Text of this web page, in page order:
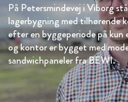
På Petersmindevej i Viborg
lagerbygning med tilhørende
efter en byggeperiode på kun
og kontor er bygget med
sandwichpaneler fra BEWI.